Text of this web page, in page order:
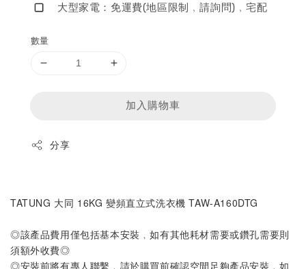
大型家電：免運費(地區限制﹐請詢問)﹐宅配
數量
加入購物車
分享
TATUNG 大同 16KG 變頻直立式洗衣機 TAW-A160DTG
◎該產品費用僅包括基本安裝﹐如有其他耗材需要或鑽孔需要則
須額外收費◎
◎安裝前將有專人聯繫﹐請於購買前確認空間足夠產品安裝﹐如